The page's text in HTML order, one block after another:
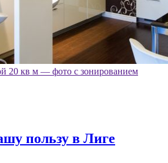
20 кв м — фото с зонированием
пользу в Лиге